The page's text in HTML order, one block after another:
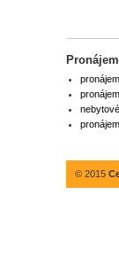
© 2015